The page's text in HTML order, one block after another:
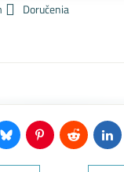
Doručenia
BlueskyPinterestReddit